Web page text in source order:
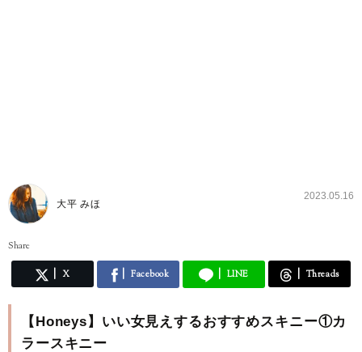
大平 みほ
2023.05.16
Share
X Facebook LINE Threads
【Honeys】いい女見えするおすすめスキニー①カ
ラースキニー